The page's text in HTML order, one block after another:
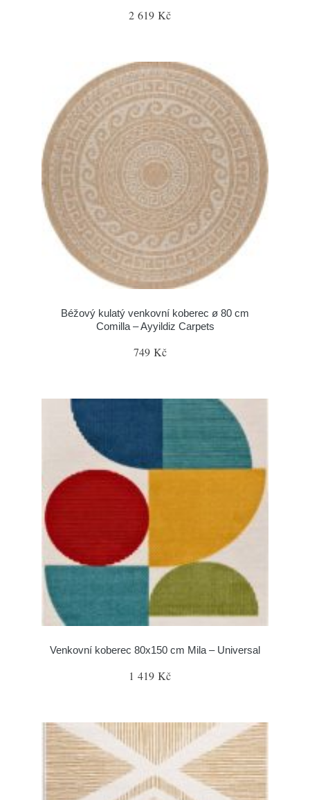
2 619 Kč
Béžový kulatý venkovní koberec ø 80 cm
Comilla – Ayyildiz Carpets
749 Kč
Venkovní koberec 80x150 cm Mila – Universal
1 419 Kč